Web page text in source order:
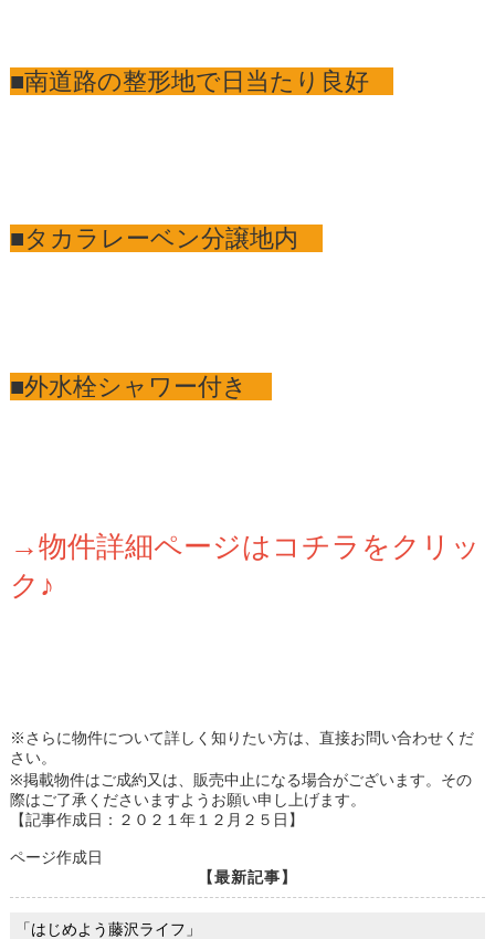
■南道路の整形地で日当たり良好
■タカラレーベン分譲地内
■外水栓シャワー付き
→物件詳細ページはコチラをクリッ
ク♪
※さらに物件について詳しく知りたい方は、直接お問い合わせくだ
さい。
※掲載物件はご成約又は、販売中止になる場合がございます。その
際はご了承くださいますようお願い申し上げます。
【記事作成日：２０２１年１２月２５日】
ページ作成日
【最新記事】
「はじめよう藤沢ライフ」